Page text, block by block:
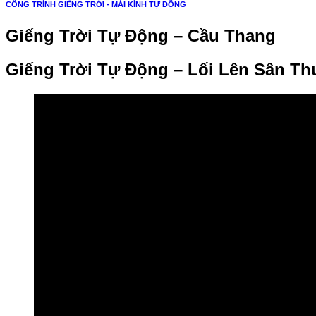
CÔNG TRÌNH GIẾNG TRỜI - MÁI KÍNH TỰ ĐỘNG
Giếng Trời Tự Động – Cầu Thang
Giếng Trời Tự Động – Lối Lên Sân